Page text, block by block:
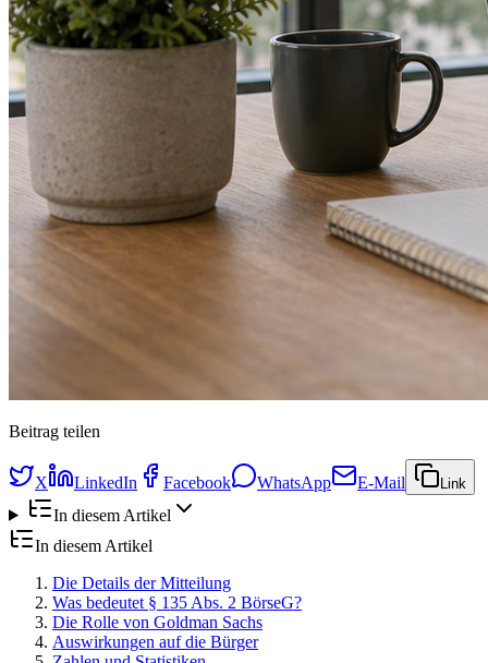
Beitrag teilen
X LinkedIn Facebook WhatsApp E-Mail Link
In diesem Artikel
In diesem Artikel
Die Details der Mitteilung
Was bedeutet § 135 Abs. 2 BörseG?
Die Rolle von Goldman Sachs
Auswirkungen auf die Bürger